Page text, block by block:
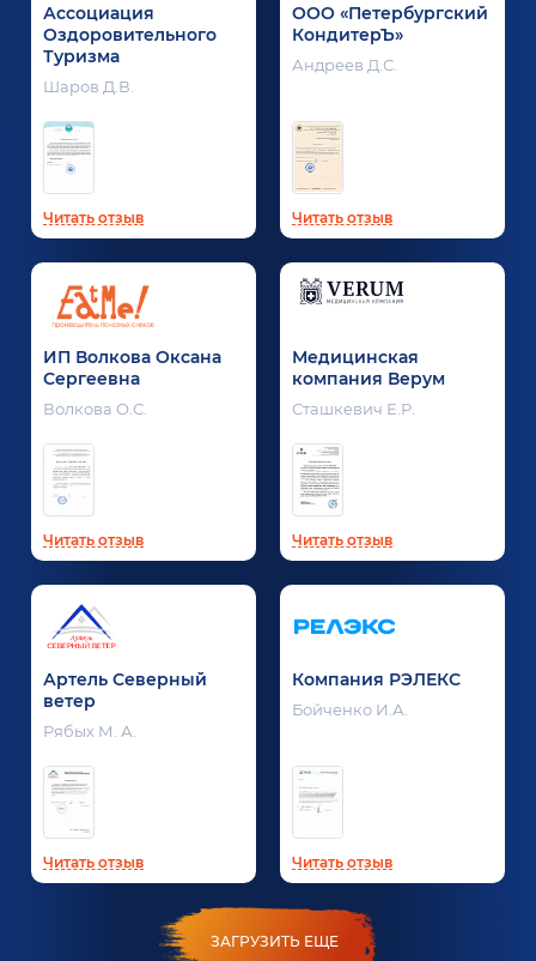
Ассоциация
Оздоровительного
Туризма
Шаров Д.В.
Читать отзыв
ООО «Петербургский
КондитерЪ»
Андреев Д.С.
Читать отзыв
ИП Волкова Оксана
Сергеевна
Волкова О.С.
Читать отзыв
Медицинская
компания Верум
Сташкевич Е.Р.
Читать отзыв
Артель Северный
ветер
Рябых М. А.
Читать отзыв
Компания РЭЛЕКС
Бойченко И.А.
Читать отзыв
ЗАГРУЗИТЬ ЕЩЕ